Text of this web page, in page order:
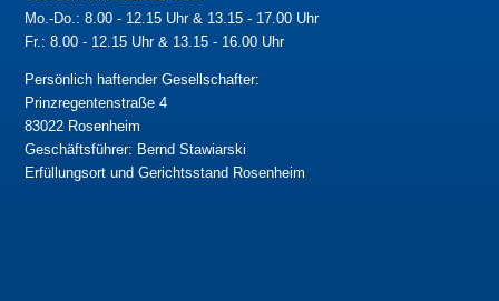
Mo.-Do.: 8.00 - 12.15 Uhr & 13.15 - 17.00 Uhr
Fr.: 8.00 - 12.15 Uhr & 13.15 - 16.00 Uhr
Persönlich haftender Gesellschafter:
Prinzregentenstraße 4
83022 Rosenheim
Geschäftsführer: Bernd Stawiarski
Erfüllungsort und Gerichtsstand Rosenheim